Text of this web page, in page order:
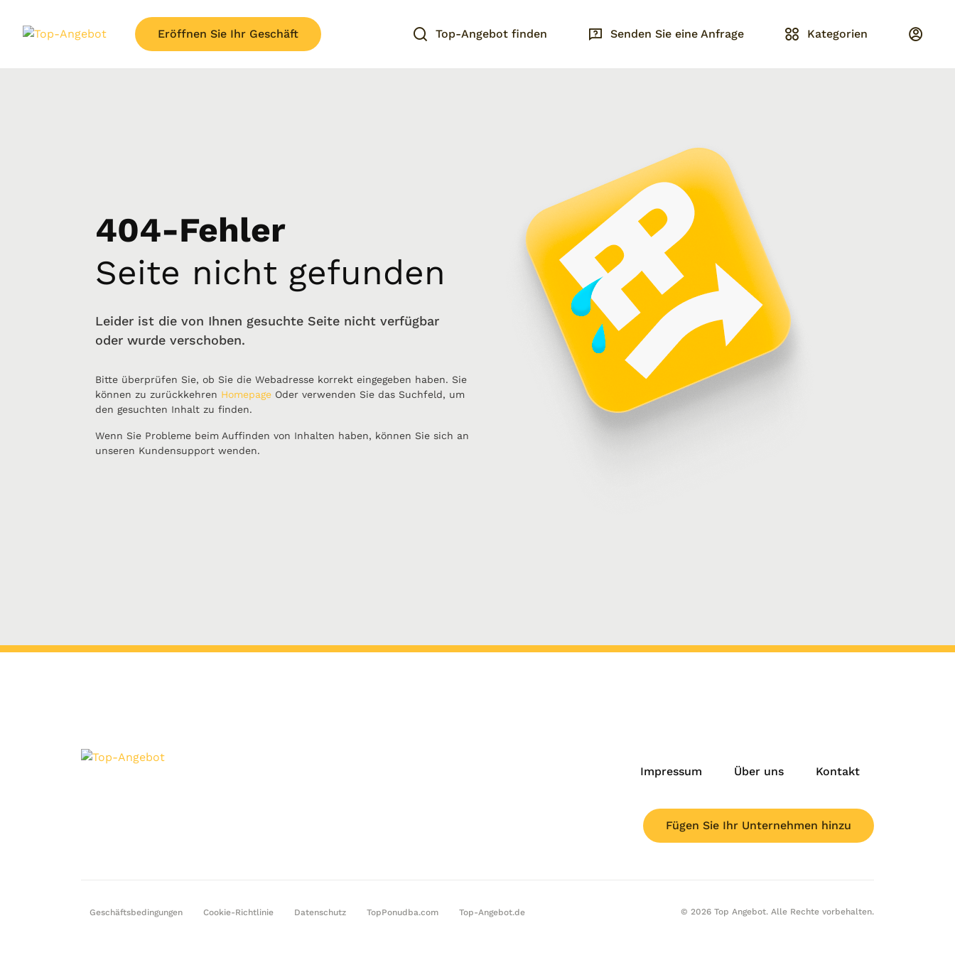
Eröffnen Sie Ihr Geschäft Top-Angebot finden Senden Sie eine Anfrage Kategorien
404-Fehler
Seite nicht gefunden
Leider ist die von Ihnen gesuchte Seite nicht verfügbar
oder wurde verschoben.
Bitte überprüfen Sie, ob Sie die Webadresse korrekt eingegeben haben. Sie
können zu zurückkehren Homepage Oder verwenden Sie das Suchfeld, um
den gesuchten Inhalt zu finden.
Wenn Sie Probleme beim Auffinden von Inhalten haben, können Sie sich an
unseren Kundensupport wenden.
Impressum Über uns Kontakt
Fügen Sie Ihr Unternehmen hinzu
Geschäftsbedingungen Cookie-Richtlinie Datenschutz TopPonudba.com Top-Angebot.de © 2026 Top Angebot. Alle Rechte vorbehalten.